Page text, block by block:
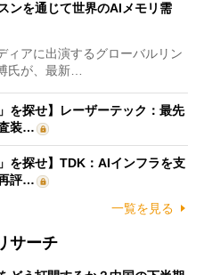
ンを通じて世界のAIメモリ需
アに出演するグローバルリン
氏が、最新…
を探せ】レーザーテック：最先
装…
を探せ】TDK：AIインフラを支
評…
一覧を見る
サーチ